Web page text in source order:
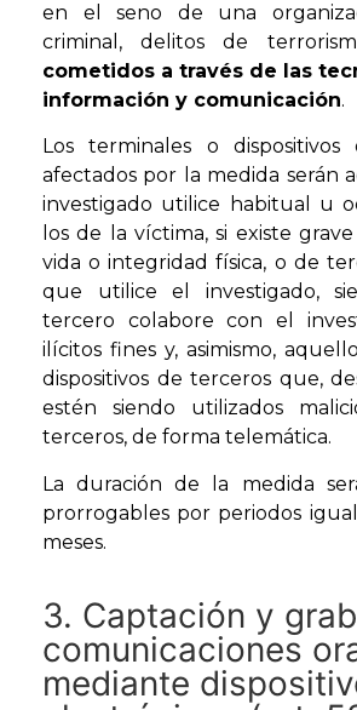
en el seno de una
criminal, delitos de
cometidos a través de las
información y comunicación.
Los terminales o
afectados por la medida serán
investigado utilice habitual u
los de la víctima, si existe
vida o integridad física, o de
que utilice el investigado,
tercero colabore con el
ilícitos fines y, asimismo,
dispositivos de terceros que,
estén siendo utilizados
terceros, de forma telemática.
La duración de la medida
prorrogables por periodos
meses.
3. Captación y
comunicaciones
mediante